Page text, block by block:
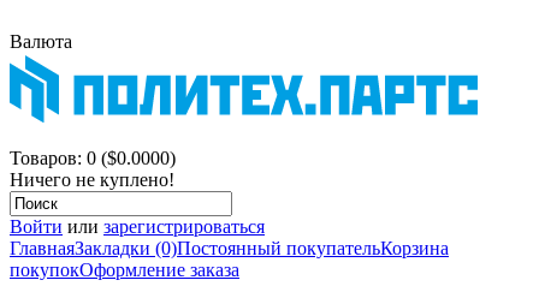
Валюта
$ р.
Корзина покупок
Товаров: 0 ($0.0000)
Ничего не куплено!
Войти или зарегистрироваться
ГлавнаяЗакладки (0)Постоянный покупательКорзина
покупокОформление заказа